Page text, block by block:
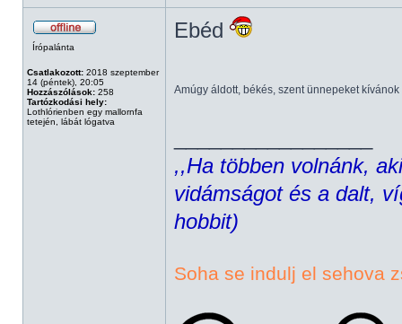
Írópalánta
Csatlakozott: 2018 szeptember
14 (péntek), 20:05
Hozzászólások: 258
Tartózkodási hely:
Lothlórienben egy mallornfa
tetején, lábát lógatva
Ebéd
Amúgy áldott, békés, szent ünnepeket
,,Ha többen volnánk,
vidámságot és a dalt,
hobbit)
Soha se indulj el sehova